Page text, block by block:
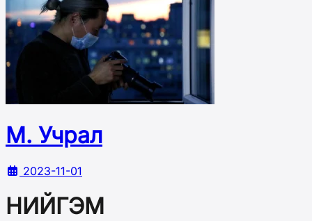
М. Учрал
2023-11-01
НИЙГЭМ